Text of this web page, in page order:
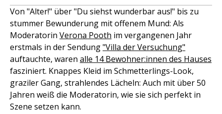
Von "Alter!" über "Du siehst wunderbar aus!" bis zu
stummer Bewunderung mit offenem Mund: Als
Moderatorin Verona Pooth im vergangenen Jahr
erstmals in der Sendung"Villa der Versuchung"
auftauchte, waren alle 14 Bewohner:innen des Hauses
fasziniert. Knappes Kleid im Schmetterlings-Look,
graziler Gang, strahlendes Lächeln: Auch mit über 50
Jahren weiß die Moderatorin, wie sie sich perfekt in
Szene setzen kann.